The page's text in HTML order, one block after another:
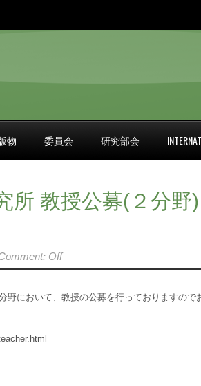
物 委員会 研究部会
所 教授公募(２分野)
Off
において、教授の公募を行っておりますので